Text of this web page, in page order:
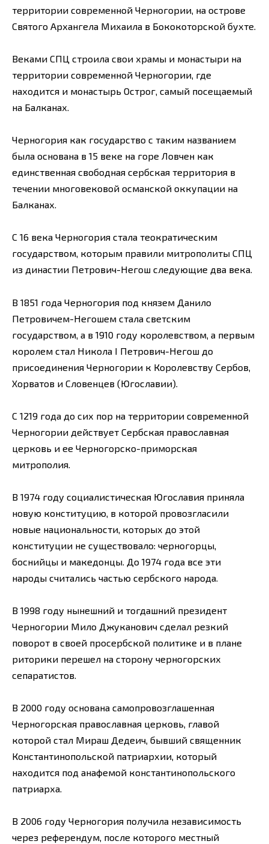
территории современной Черногории, на острове
Святого Архангела Михаила в Бококоторской бухте.
Веками СПЦ строила свои храмы и монастыри на
территории современной Черногории, где
находится и монастырь Острог, самый посещаемый
на Балканах.
Черногория как государство с таким названием
была основана в 15 веке на горе Ловчен как
единственная свободная сербская территория в
течении многовековой османской оккупации на
Балканах.
С 16 века Черногория стала теократическим
государством, которым правили митрополиты СПЦ
из династии Петрович-Негош следующие два века.
В 1851 года Черногория под князем Данило
Петровичем-Негошем стала светским
государством, а в 1910 году королевством, а первым
королем стал Никола I Петрович-Негош до
присоединения Черногории к Королевству Сербов,
Хорватов и Словенцев (Югославии).
С 1219 года до сих пор на территории современной
Черногории действует Сербская православная
церковь и ее Черногорско-приморская
митрополия.
В 1974 году социалистическая Югославия приняла
новую конституцию, в которой провозгласили
новые национальности, которых до этой
конституции не существовало: черногорцы,
боснийцы и македонцы. До 1974 года все эти
народы считались частью сербского народа.
В 1998 году нынешний и тогдашний президент
Черногории Мило Джуканович сделал резкий
поворот в своей просербской политике и в плане
риторики перешел на сторону черногорских
сепаратистов.
В 2000 году основана самопровозглашенная
Черногорская православная церковь, главой
которой стал Мираш Дедеич, бывший священник
Константинопольской патриархии, который
находится под анафемой константинопольского
патриарха.
В 2006 году Черногория получила независимость
через референдум, после которого местный